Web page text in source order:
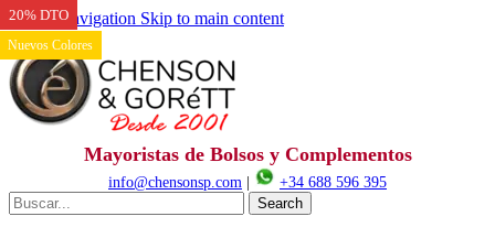
Skip to navigation Skip to main content
Mayoristas de Bolsos y Complementos
info@chensonsp.com
+34 688 596 395
Search
20% DTO
20% DTO
Nuevos Colores